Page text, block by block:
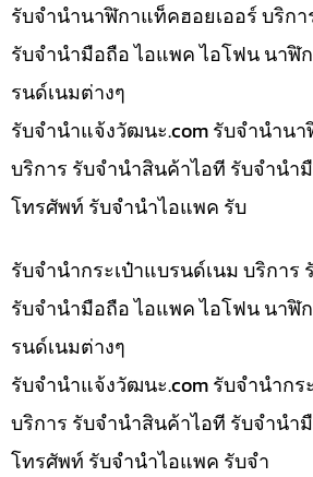
รับจำนำนาฬิกาแท็คฮอยเออร์ บริก
รับจำนำมือถือ ไอแพค ไอโฟน นาฬิ
รนด์เนมต่างๆ
รับจํานําแจ้งวัฒนะ.com รับจำนำน
บริการ รับจำนำสินค้าไอที รับจำนำ
โทรศัพท์ รับจำนำไอแพค รับ
รับจำนำกระเป๋าแบรนด์เนม บริการ
รับจำนำมือถือ ไอแพค ไอโฟน นาฬิ
รนด์เนมต่างๆ
รับจํานําแจ้งวัฒนะ.com รับจำนำกร
บริการ รับจำนำสินค้าไอที รับจำนำ
โทรศัพท์ รับจำนำไอแพค รับจำ